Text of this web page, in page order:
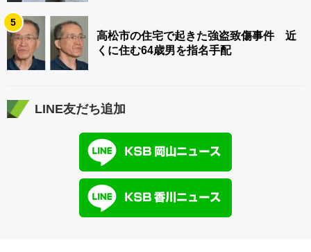
5
高松市の住宅で起きた強盗致傷事件 近
くに住む64歳男を指名手配
LINE友だち追加